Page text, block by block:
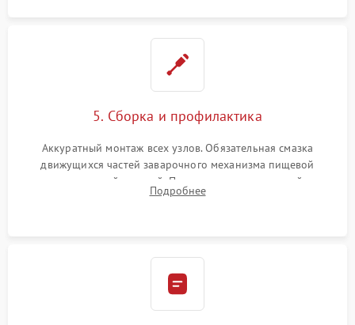
5. Сборка и профилактика
Аккуратный монтаж всех узлов. Обязательная смазка
движущихся частей заварочного механизма пищевой
силиконовой смазкой. Проведение программной
декальцинации и очистки системы от кофейных масел.
Подробнее